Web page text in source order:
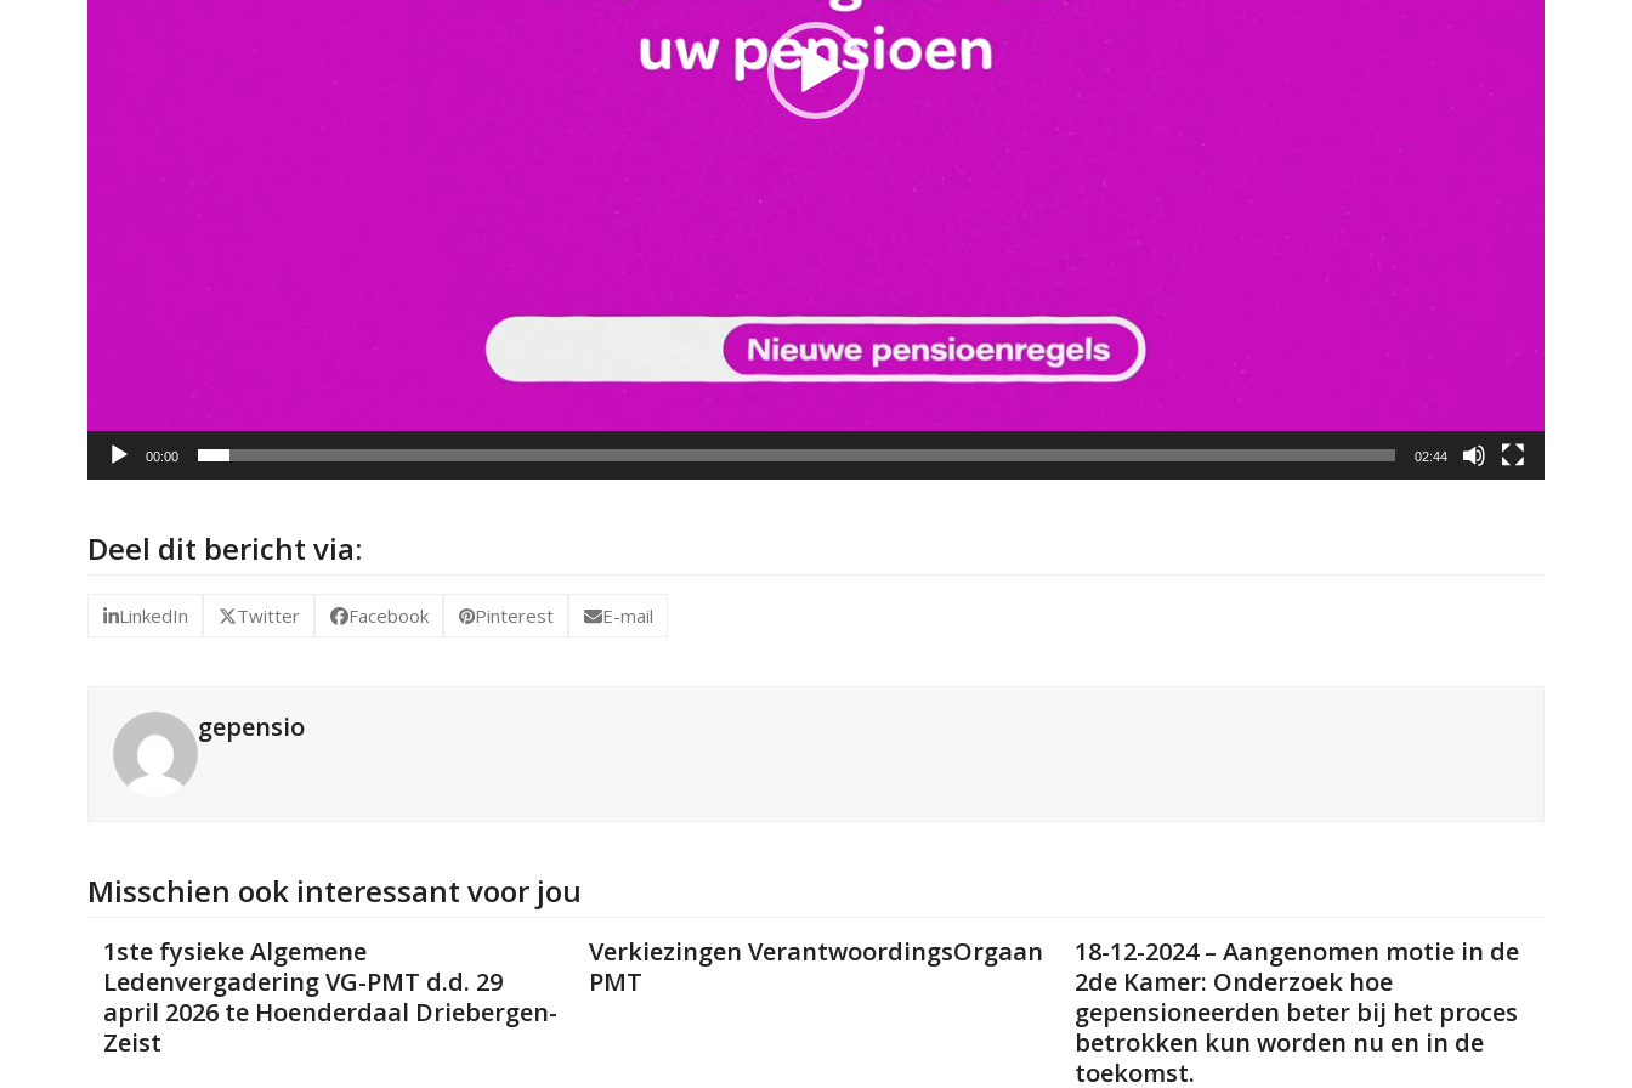
00:00 02:44
Deel dit bericht via:
LinkedIn Twitter Facebook Pinterest E-mail
gepensio
Misschien ook interessant voor jou
1ste fysieke Algemene
Ledenvergadering VG-PMT d.d. 29
april 2026 te Hoenderdaal Driebergen-
Zeist
Verkiezingen VerantwoordingsOrgaan
PMT
18-12-2024 – Aangenomen motie in de
2de Kamer: Onderzoek hoe
gepensioneerden beter bij het proces
betrokken kun worden nu en in de
toekomst.